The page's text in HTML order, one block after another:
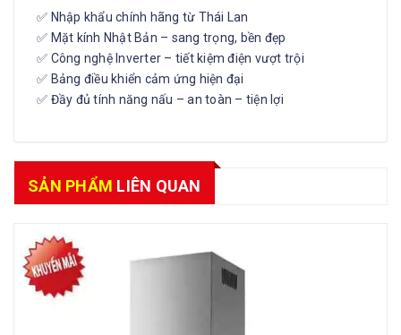
✅ Nhập khẩu chính hãng từ Thái Lan
✅ Mặt kính Nhật Bản – sang trọng, bền đẹp
✅ Công nghệ Inverter – tiết kiệm điện vượt trội
✅ Bảng điều khiển cảm ứng hiện đại
✅ Đầy đủ tính năng nấu – an toàn – tiện lợi
SẢN PHẨM LIÊN QUAN